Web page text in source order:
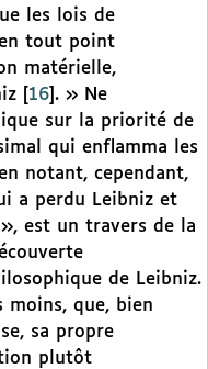
les lois de
tout point
matérielle,
16 . » Ne
sur la priorité de
qui enflamma les
notant, cependant,
a perdu Leibniz et
», est un travers de la
de Leibniz.
moins, que, bien
sa propre
plutôt